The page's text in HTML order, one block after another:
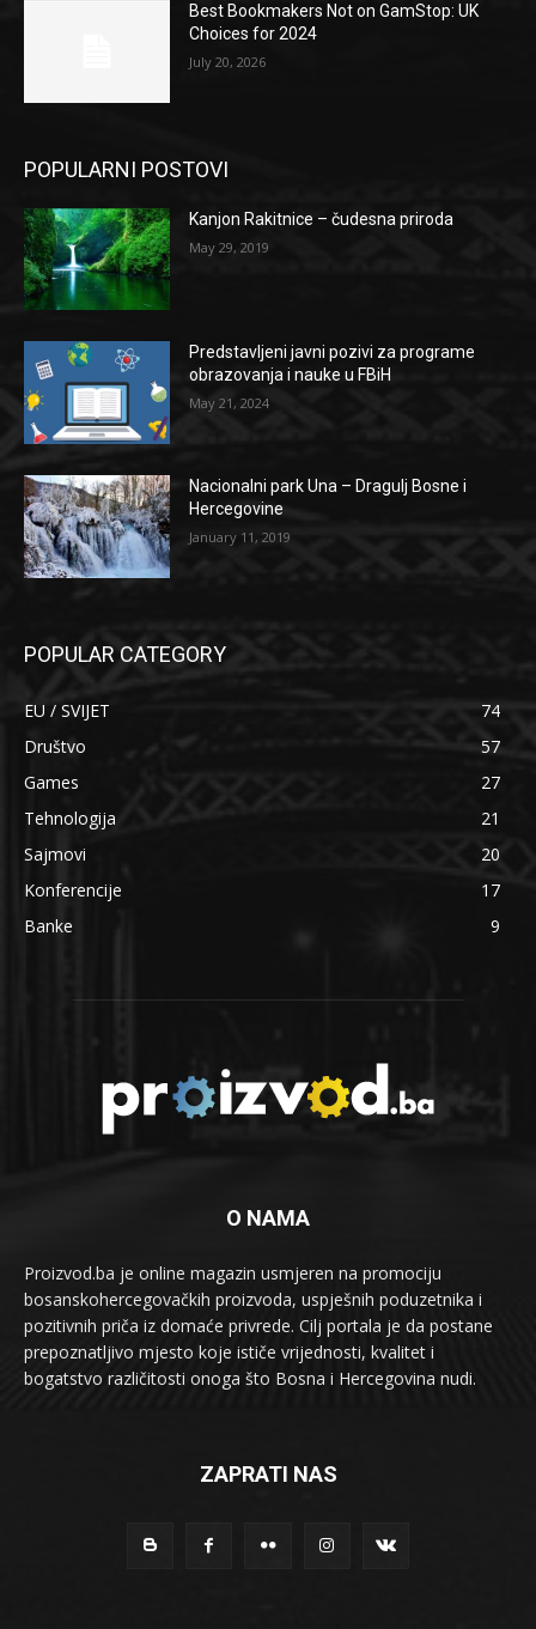
Best Bookmakers Not on GamStop: UK
Choices for 2024
July 20, 2026
POPULARNI POSTOVI
Kanjon Rakitnice – čudesna priroda
May 29, 2019
Predstavljeni javni pozivi za programe
obrazovanja i nauke u FBiH
May 21, 2024
Nacionalni park Una – Dragulj Bosne i
Hercegovine
January 11, 2019
POPULAR CATEGORY
EU / SVIJET
74
Društvo
57
Games
27
Tehnologija
21
Sajmovi
20
Konferencije
17
Banke
9
O NAMA
Proizvod.ba je online magazin usmjeren na promociju
bosanskohercegovačkih proizvoda, uspješnih poduzetnika i
pozitivnih priča iz domaće privrede. Cilj portala je da postane
prepoznatljivo mjesto koje ističe vrijednosti, kvalitet i
bogatstvo različitosti onoga što Bosna i Hercegovina nudi.
ZAPRATI NAS